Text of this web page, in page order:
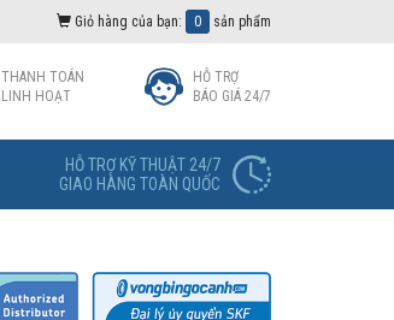
Giỏ hàng của bạn: 0 sản phẩm
THANH TOÁN
LINH HOẠT
HỖ TRỢ
BÁO GIÁ 24/7
HỖ TRỢ KỸ THUẬT 24/7
GIAO HÀNG TOÀN QUỐC